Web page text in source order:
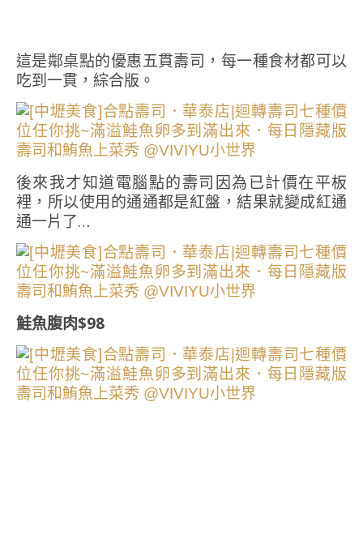
這是鄰桌點的優惠五貫壽司，每一種食材都可以
吃到一貫，綜合版。
後來我才知道電腦點的壽司因為已計價在平板
裡，所以使用的通通都是紅盤，結果就變成紅通
通一片了…
鮭魚腹肉$98